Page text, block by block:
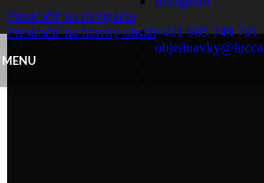
Skip to content
Preskočiť na navigáciu
Preskočiť na hlavný obsah+421 905 749 791
MENU